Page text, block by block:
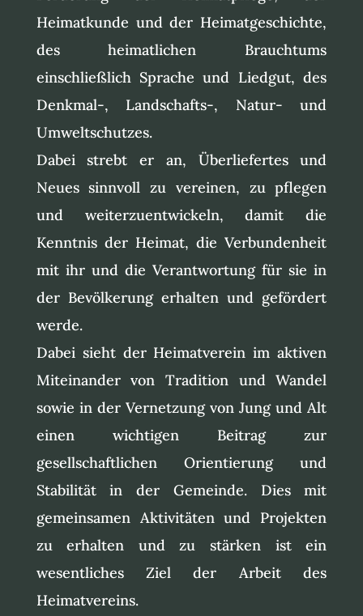
Heimatkunde und der Heimatgeschichte,
des heimatlichen Brauchtums
einschließlich Sprache und Liedgut, des
Denkmal-, Landschafts-, Natur- und
Umweltschutzes.
Dabei strebt er an, Überliefertes und
Neues sinnvoll zu vereinen, zu pflegen
und weiterzuentwickeln, damit die
Kenntnis der Heimat, die Verbundenheit
mit ihr und die Verantwortung für sie in
der Bevölkerung erhalten und gefördert
werde.
Dabei sieht der Heimatverein im aktiven
Miteinander von Tradition und Wandel
sowie in der Vernetzung von Jung und Alt
einen wichtigen Beitrag zur
gesellschaftlichen Orientierung und
Stabilität in der Gemeinde. Dies mit
gemeinsamen Aktivitäten und Projekten
zu erhalten und zu stärken ist ein
wesentliches Ziel der Arbeit des
Heimatvereins.